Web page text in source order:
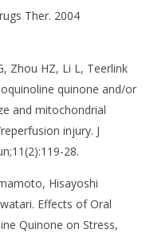
Ther. 2004
Zhou HZ, Li L, Teerlink
quinone and/or
and mitochondrial
injury. J
28.
Hisayoshi
Effects of Oral
Quinone on Stress,